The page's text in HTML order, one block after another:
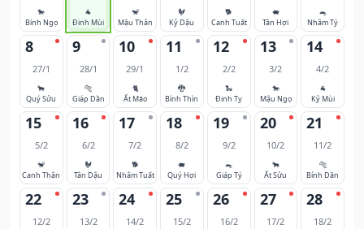
🐎
Bính Ngọ
🐐
Đinh Mùi
🐒
Mậu Thân
🐓
Kỷ Dậu
🐕
Canh Tuất
🐖
Tân Hợi
🐀
Nhâm Tý
8
27/1
🐂
Quý Sửu
9
28/1
🐅
Giáp Dần
10
29/1
🐈
Ất Mão
11
1/2
🐉
Bính Thìn
12
2/2
🐍
Đinh Tỵ
13
3/2
🐎
Mậu Ngọ
14
4/2
🐐
Kỷ Mùi
15
5/2
🐒
Canh Thân
16
6/2
🐓
Tân Dậu
17
7/2
🐕
Nhâm Tuất
18
8/2
🐖
Quý Hợi
19
9/2
🐀
Giáp Tý
20
10/2
🐂
Ất Sửu
21
11/2
🐅
Bính Dần
22
12/2
23
13/2
24
14/2
25
15/2
26
16/2
27
17/2
28
18/2